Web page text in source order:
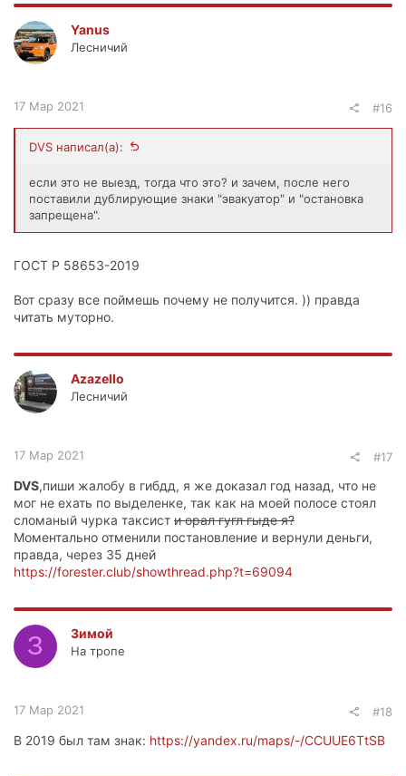
Yanus
Лесничий
17 Мар 2021 #16
DVS написал(а):
если это не выезд, тогда что это? и зачем, после него
поставили дублирующие знаки "эвакуатор" и "остановка
запрещена".
ГОСТ Р 58653-2019
Вот сразу все поймешь почему не получится. )) правда
читать муторно.
Azazello
Лесничий
17 Мар 2021 #17
DVS,пиши жалобу в гибдд, я же доказал год назад, что не
мог не ехать по выделенке, так как на моей полосе стоял
сломаный чурка таксист и орал гугл гыде я?
Моментально отменили постановление и вернули деньги,
правда, через 35 дней
https://forester.club/showthread.php?t=69094
З Зимой
На тропе
17 Мар 2021 #18
В 2019 был там знак: https://yandex.ru/maps/-/CCUUE6TtSB